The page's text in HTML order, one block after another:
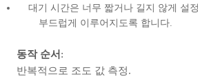
대기 시간은 너무 짧거나 길지 않게 설
부드럽게 이루어지도록 합니다.
동작 순서 :
반복적으로 조도 값 측정.